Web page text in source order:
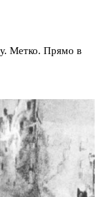
Метко. Прямо в